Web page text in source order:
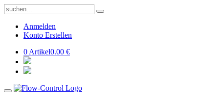
Anmelden
Konto Erstellen
0 Artikel0.00 €